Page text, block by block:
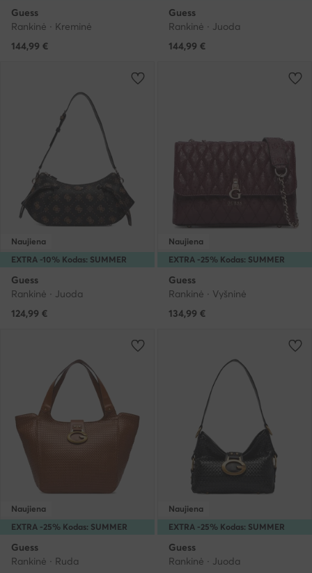
Guess
Rankinė · Kreminė
144,99 €
Guess
Rankinė · Juoda
144,99 €
EXTRA -10% Kodas: SUMMER
Naujiena
Guess
Rankinė · Juoda
124,99 €
EXTRA -25% Kodas: SUMMER
Naujiena
Guess
Rankinė · Vyšninė
134,99 €
EXTRA -25% Kodas: SUMMER
Naujiena
Guess
Rankinė · Ruda
EXTRA -25% Kodas: SUMMER
Naujiena
Guess
Rankinė · Juoda